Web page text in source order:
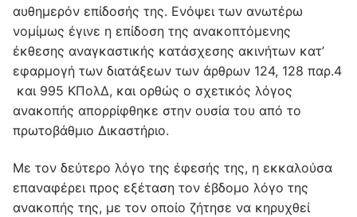
αυθημερόν επίδοσής της. Ενόψει των ανωτέρω
νομίμως έγινε η επίδοση της ανακοπτόμενης
έκθεσης αναγκαστικής κατάσχεσης ακινήτων κατ’
εφαρμογή των διατάξεων των άρθρων 124, 128 παρ.4
και 995 KΠολΔ, και ορθώς ο σχετικός λόγος
ανακοπής απορρίφθηκε στην ουσία του από το
πρωτοβάθμιο Δικαστήριο.
Με τον δεύτερο λόγο της έφεσής της, η εκκαλούσα
επαναφέρει προς εξέταση τον έβδομο λόγο της
ανακοπής της, με τον οποίο ζήτησε να κηρυχθεί